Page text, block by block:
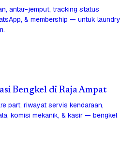
antar-jemput, tracking status
& membership — untuk laundry
Bengkel di Raja Ampat
part, riwayat servis kendaraan,
komisi mekanik, & kasir — bengkel